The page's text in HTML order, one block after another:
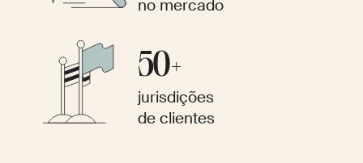
no mercado
50+
jurisdições
de clientes